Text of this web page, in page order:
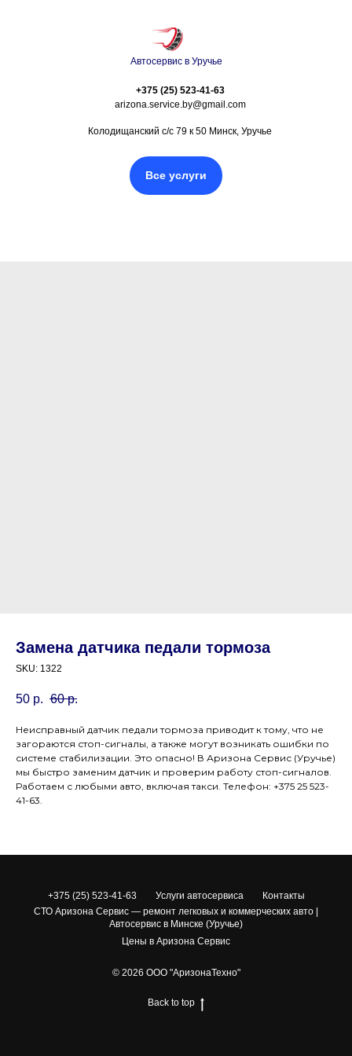
Автосервис в Уручье
+375 (25) 523-41-63
arizona.service.by@gmail.com
Колодищанский с/с 79 к 50 Минск, Уручье
Все услуги
Замена датчика педали тормоза
SKU: 1322
50 р. 60 р.
Неисправный датчик педали тормоза приводит к тому, что не
загораются стоп-сигналы, а также могут возникать ошибки по
системе стабилизации. Это опасно! В Аризона Сервис (Уручье)
мы быстро заменим датчик и проверим работу стоп-сигналов.
Работаем с любыми авто, включая такси. Телефон: +375 25 523-
41-63.
+375 (25) 523-41-63 Услуги автосервиса
Контакты
СТО Аризона Сервис — ремонт легковых и коммерческих авто |
Автосервис в Минске (Уручье)
Цены в Аризона Сервис
© 2026 ООО "АризонаТехно"
Back to top